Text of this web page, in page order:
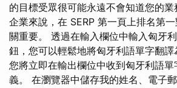
的目標受眾很可能永遠不會知道您的
企業來說，在 SERP 第一頁上排名第
關重要。 透過在輸入欄位中輸入匈牙
鈕，您可以輕鬆地將匈牙利語單字翻譯
您將立即在輸出欄位中收到匈牙利語
義。 在瀏覽器中儲存我的姓名、電子